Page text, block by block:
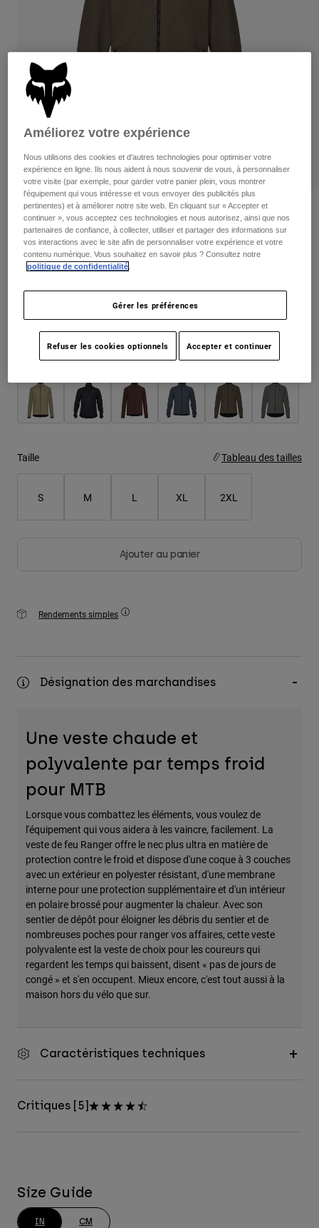
Pants
Goggles
Guards & Protection
Gloves
Jackets & Hydration Vests
Base Layers
Gear Bags
Socks
Shorts
Pants
Pads & Protection
Jackets
Gloves
Goggles
Base Layers
Bottles & Hydration Packs
Replacement Parts
Swim
Tout acheter
Womens
Hats
Shirts
Sweatshirts
Jackets
Pants
Shorts
Tout acheter
Youth
Hats
Shirts
Critiques
Ranger Fire Jacket
non.33772
249,95 C$
Color -
Taille Tableau des tailles
S M L XL 2XL
Ajouter au panier
Rendements simples
Désignation des marchandises
Une veste chaude et
polyvalente par temps froid
pour MTB
Lorsque vous combattez les éléments, vous voulez de
l'équipement qui vous aidera à les vaincre, facilement. La
veste de feu Ranger offre le nec plus ultra en matière de
protection contre le froid et dispose d'une coque à 3 couches
avec un extérieur en polyester résistant, d'une membrane
interne pour une protection supplémentaire et d'un intérieur
en polaire brossé pour augmenter la chaleur. Avec son
sentier de dépôt pour éloigner les débris du sentier et de
nombreuses poches pour ranger vos affaires, cette veste
polyvalente est la veste de choix pour les coureurs qui
regardent les temps qui baissent, disent « pas de jours de
congé » et s'en occupent. Mieux encore, c'est tout aussi à la
maison hors du vélo que sur.
Caractéristiques techniques
Critiques [5]
Size Guide
IN CM
Améliorez votre expérience
Nous utilisons des cookies et d'autres technologies pour optimiser votre
expérience en ligne. Ils nous aident à nous souvenir de vous, à personnaliser
votre visite (par exemple, pour garder votre panier plein, vous montrer
l'équipement qui vous intéresse et vous envoyer des publicités plus
pertinentes) et à améliorer notre site web. En cliquant sur « Accepter et
continuer », vous acceptez ces technologies et nous autorisez, ainsi que nos
partenaires de confiance, à collecter, utiliser et partager des informations sur
vos interactions avec le site afin de personnaliser votre expérience et votre
contenu numérique. Vous souhaitez en savoir plus ? Consultez notre
politique de confidentialité
Gérer les préférences
Refuser les cookies optionnels Accepter et continuer